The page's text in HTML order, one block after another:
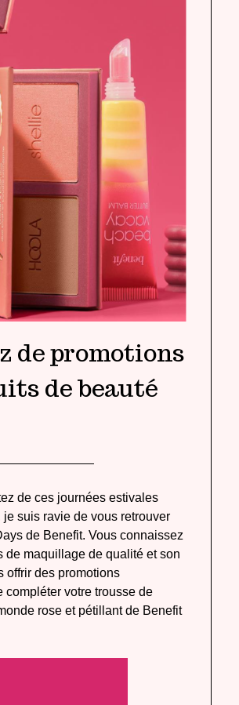
de promotions
de beauté
de ces journées estivales
suis ravie de vous retrouver
de Benefit. Vous connaissez
de maquillage de qualité et son
offrir des promotions
compléter votre trousse de
rose et pétillant de Benefit